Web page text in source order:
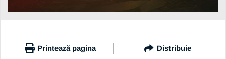
Printează pagina Distribuie